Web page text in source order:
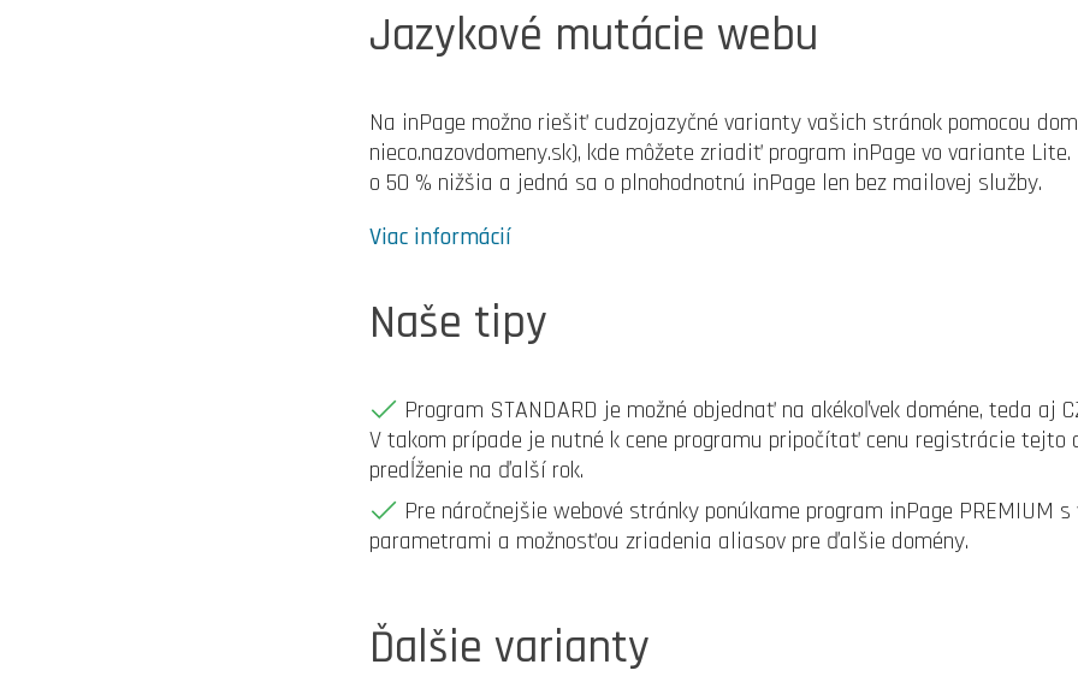
Jazykové mutácie webu
Na inPage možno riešiť cudzojazyčné varianty vašich stránok pomocou
nieco.nazovdomeny.sk), kde môžete zriadiť program inPage vo variante
o 50 % nižšia a jedná sa o plnohodnotnú inPage len bez mailovej služby.
Viac informácií
Naše tipy
Program STANDARD je možné objednať na akékoľvek doméne, teda aj
V takom prípade je nutné k cene programu pripočítať cenu registrácie tejto
predĺženie na ďalší rok.
Pre náročnejšie webové stránky ponúkame program inPage PREMIUM
parametrami a možnosťou zriadenia aliasov pre ďalšie domény.
Ďalšie varianty